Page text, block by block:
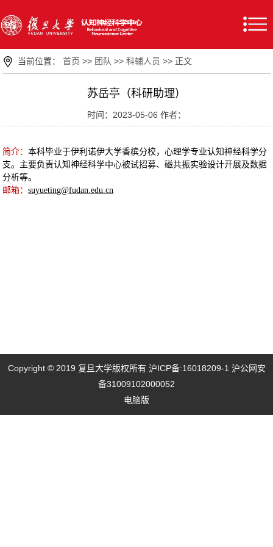
当前位置：首页 >> 团队 >>科辅人员 >> 正文
苏岳亭（科研助理）
时间：2023-05-06 作者：
简介：本科毕业于伊利诺伊大学香槟分校，心理学专业认知神经科学分
支。主要负责认知神经科学中心被试招募、磁共振实验设计开展及数据
分析等。
邮箱：suyueting@fudan.edu.cn
Copyright © 2019 复旦大学版权所有 沪ICP备:16018209-1 沪公网安
备31009102000052
电脑版